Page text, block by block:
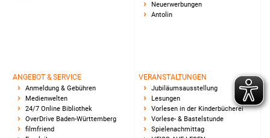
Neuerwerbungen
Antolin
ANGEBOT & SERVICE
Anmeldung & Gebühren
Medienwelten
24/7 Online Bibliothek
OverDrive Baden-Württemberg
filmfriend
VERANSTALTUNGEN
Jubiläumsausstellung
Lesungen
Vorlesen in der Kinderbücherei
Vorlese- & Bastelstunde
Spielenachmittag